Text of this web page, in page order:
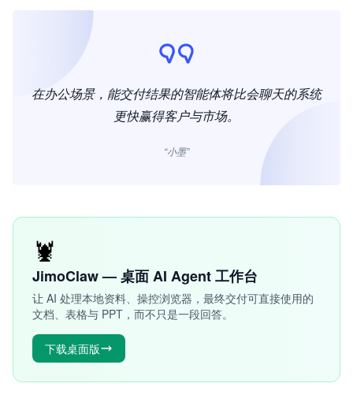
在办公场景，能交付结果的智能体将比会聊天的系统
更快赢得客户与市场。
“小墨”
🦞
JimoClaw — 桌面 AI Agent 工作台
让 AI 处理本地资料、操控浏览器，最终交付可直接使用的
文档、表格与 PPT，而不只是一段回答。
下载桌面版